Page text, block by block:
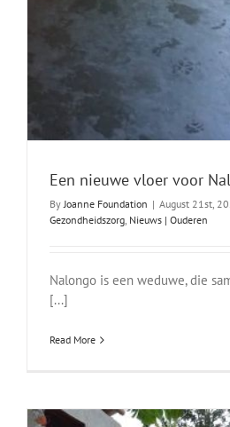
Een nieuwe vloer voor
ByJoanne Foundation | August 21st,
Gezondheidszorg, Nieuws | Ouderen
Nalongo is een weduwe, die
[...]
Read More